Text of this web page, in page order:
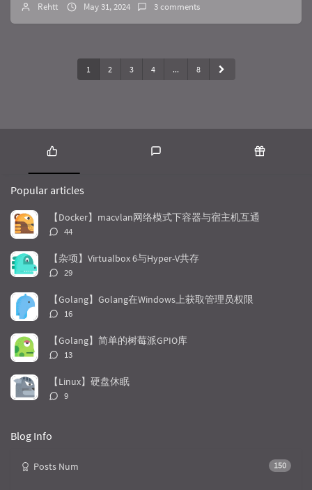
Rehtt May 31, 2024 3 comments
1 2 3 4 ... 8
P
p
u
l
a
r
a
r
t
i
e
e
s
o
m
t
Popular articles
【Docker】macvlan网络模式下容器与宿主机互通
评
数：
44
【杂项】Virtualbox 6与Hyper-V共存
评
数：
29
【Golang】Golang在Windows上获取管理员权限
评
数：
16
【Golang】简单的树莓派GPIO库
评
数：
13
【Linux】硬盘休眠
评
9
Blog Info
150
Posts Num